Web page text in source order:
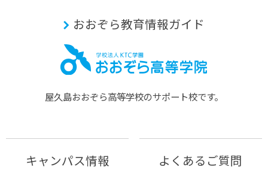
おおぞら教育情報ガイド
屋久島おおぞら⾼等学校のサポート校です。
キャンパス情報 よくあるご質問